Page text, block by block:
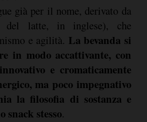
già per il nome, derivato da
del latte, in inglese), che
e agilità. La bevanda si
in modo accattivante, con
e cromaticamente
ma poco impegnativo
la filosofia di sostanza e
snack stesso.